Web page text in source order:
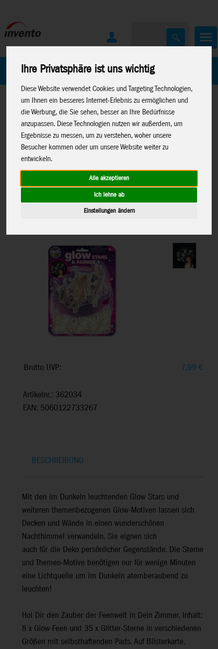
Ihre Privatsphäre ist uns wichtig
Diese Website verwendet Cookies und Targeting Technologien,
um Ihnen ein besseres Internet-Erlebnis zu ermöglichen und
die Werbung, die Sie sehen, besser an Ihre Bedürfnisse
anzupassen. Diese Technologien nutzen wir außerdem, um
Ergebnisse zu messen, um zu verstehen, woher unsere
Besucher kommen oder um unsere Website weiter zu
entwickeln.
Alle akzeptieren
Ich lehne ab
Einstellungen ändern
Marken
Home>Spielwaren>Kreativartikel>Glow Stars
Glow Stars + Feen, Leuchtende
Sterne & Glitter-Feen, Ab 3+
Brutto UVP: 7,99 €
Artikelnr.: 362034
EAN: 5060122733267
BESCHREIBUNG
Mit den im Dunkeln leuchtenden Glow Stars und
weiteren themenbezogenen Glow-Motiven lassen sich
Decken und Wände in einen wunderschönen
Nachthimmel verwandeln. Sie eignen sich
auch für die Deko persönlicher Gegenstände. Die Sterne
und Themen-Motive benötigen nur für wenige Minuten
eine Lichtquelle um im Dunkeln atemberaubend zu
leuchten!
Hol Dir den Zauber der Feenwelt in Dein Zimmer. Inhalt:
8 x Glow-Feen und 35 x Glitter-Sterne in verschiedenen
Größen mit selbsthaftenden Pads. Auf Blisterkarte.